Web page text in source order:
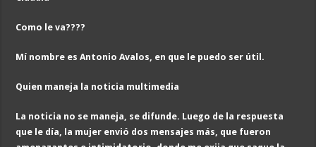
Como le va????
Mí nombre es Antonio Avalos, en que le puedo ser útil.
Quien maneja la noticia multimedia
La noticia no se maneja, se difunde. Luego de la respuesta
que le día, la mujer envió dos mensajes más, que fueron